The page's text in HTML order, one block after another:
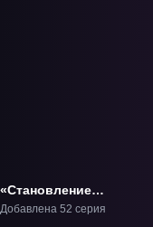
«Становление
богом» ТВ-1
Добавлена 52 серия